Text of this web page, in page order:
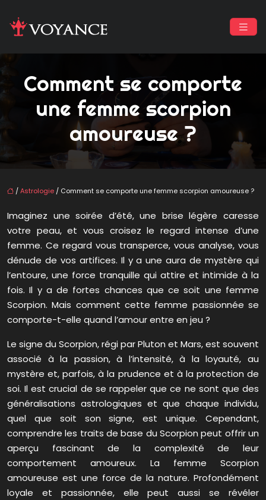
Comment se comporte
une femme scorpion
amoureuse ?
/Astrologie / Comment se comporte une femme scorpion amoureuse ?
Imaginez une soirée d’été, une brise légère caresse
votre peau, et vous croisez le regard intense d’une
femme. Ce regard vous transperce, vous analyse, vous
dénude de vos artifices. Il y a une aura de mystère qui
l’entoure, une force tranquille qui attire et intimide à la
fois. Il y a de fortes chances que ce soit une femme
Scorpion. Mais comment cette femme passionnée se
comporte-t-elle quand l’amour entre en jeu ?
Le signe du Scorpion, régi par Pluton et Mars, est souvent
associé à la passion, à l’intensité, à la loyauté, au
mystère et, parfois, à la prudence et à la protection de
soi. Il est crucial de se rappeler que ce ne sont que des
généralisations astrologiques et que chaque individu,
quel que soit son signe, est unique. Cependant,
comprendre les traits de base du Scorpion peut offrir un
aperçu fascinant de la complexité de leur
comportement amoureux. La femme Scorpion
amoureuse est une force de la nature. Profondément
loyale et passionnée, elle peut aussi se révéler